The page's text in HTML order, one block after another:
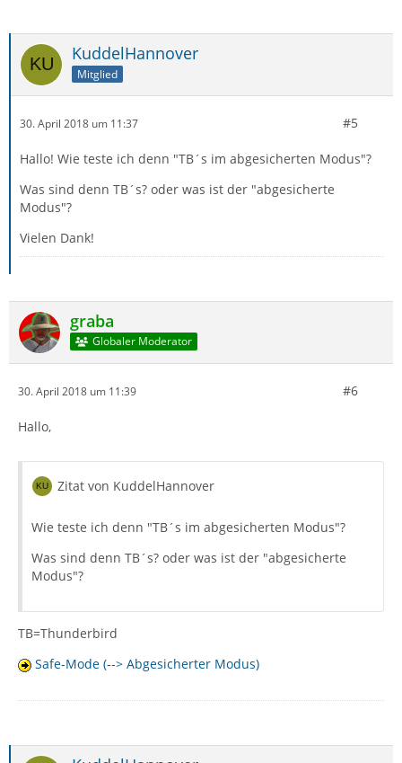
KuddelHannover
Mitglied
30. April 2018 um 11:37 #5
Hallo! Wie teste ich denn "TB´s im abgesicherten Modus"?
Was sind denn TB´s? oder was ist der "abgesicherte
Modus"?
Vielen Dank!
graba
Globaler Moderator
30. April 2018 um 11:39 #6
Hallo,
Zitat von KuddelHannover
Wie teste ich denn "TB´s im abgesicherten Modus"?
Was sind denn TB´s? oder was ist der "abgesicherte
Modus"?
TB=Thunderbird
Safe-Mode (--> Abgesicherter Modus)